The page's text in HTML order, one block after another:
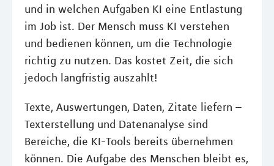
und in welchen Aufgaben KI eine Entlastung
im Job ist. Der Mensch muss KI verstehen
und bedienen können, um die Technologie
richtig zu nutzen. Das kostet Zeit, die sich
jedoch langfristig auszahlt!
Texte, Auswertungen, Daten, Zitate liefern –
Texterstellung und Datenanalyse sind
Bereiche, die KI-Tools bereits übernehmen
können. Die Aufgabe des Menschen bleibt es,